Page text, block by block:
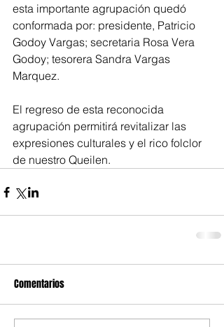
esta importante agrupación quedó
conformada por: presidente, Patricio
Godoy Vargas; secretaria Rosa Vera
Godoy; tesorera Sandra Vargas
Marquez.
El regreso de esta reconocida
agrupación permitirá revitalizar las
expresiones culturales y el rico folclor
de nuestro Queilen.
Comentarios